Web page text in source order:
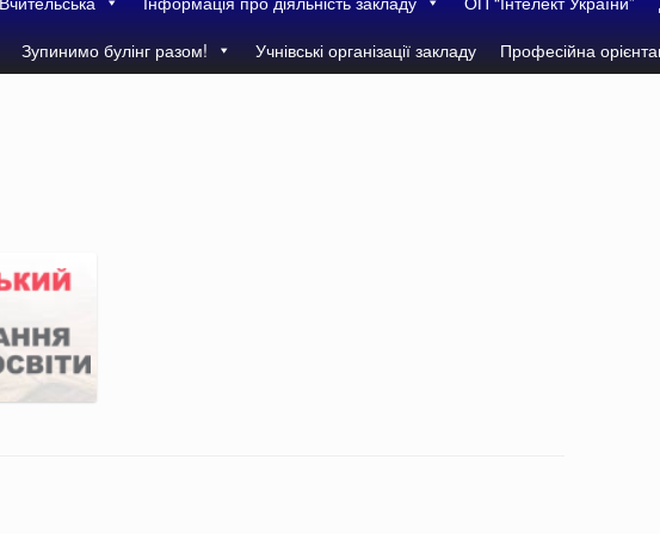
Зупинимо булінг разом! Учнівські організації закладу Професійна